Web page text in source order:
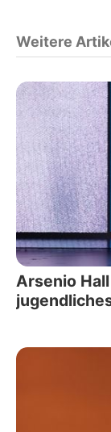
Weitere
Arsenio